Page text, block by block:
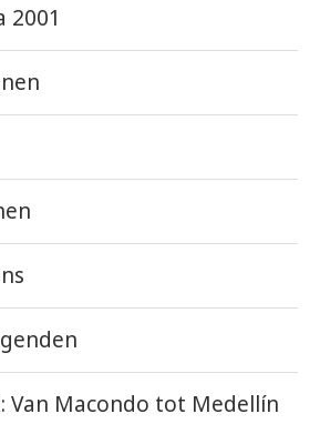
2001
Van Macondo tot Medellín